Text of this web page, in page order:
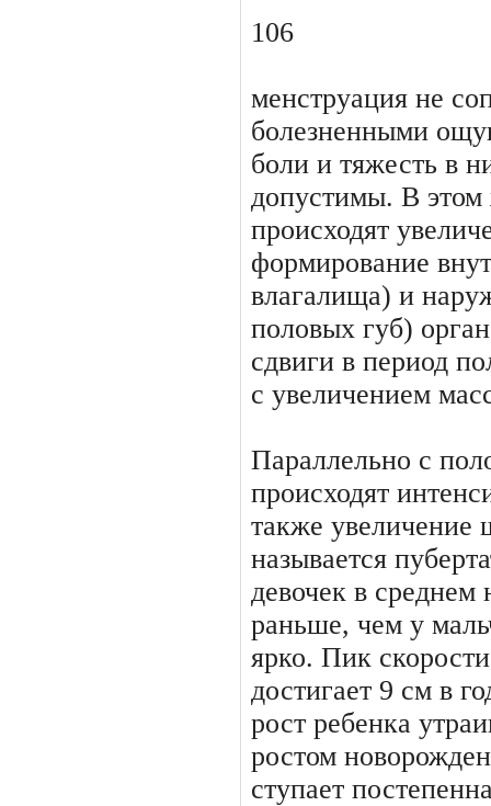
106
менструация не
болезненными
боли и тяжесть в
допустимы. В этом
происходят
формирова­ние
влагалища) и
половых губ)
сдвиги в период
с увеличением
Параллельно с
происходят
также увеличение
называется
девочек в среднем
раньше, чем у
ярко. Пик
достигает 9 см в
рост ребенка
ростом
ступает